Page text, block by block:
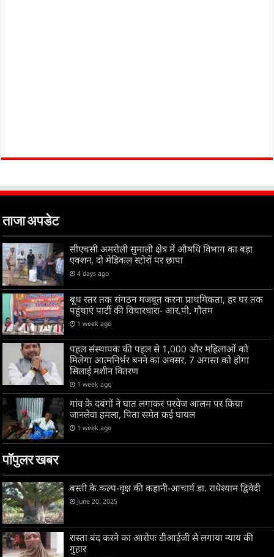
ताजा अपडेट
सीएचसी अमरोली सुमाली क्षेत्र में औषधि विभाग का बड़ा
एक्शन, दो मेडिकल स्टोरों पर छापा
4 days ago
बूथ स्तर तक संगठन मजबूत करना प्राथमिकता, हर घर तक
पहुंचाएं पार्टी की विचारधारा- आर.पी. गौतम
1 week ago
पहल संस्थापक की पहल से 1,000 और महिलाओं को
मिलेगा आत्मनिर्भर बनने का अवसर, 7 अगस्त को होगा
सिलाई मशीन वितरण
1 week ago
गांव के दबंगों ने घात लगाकर परवेज आलम पर किया
जानलेवा हमला, पिता समेत कई घायल
1 week ago
पॉपुलर खबर
बस्ती के कल्प-वृक्ष की कहानी-आचार्य डा. राधेश्याम द्विवेदी
June 20, 2025
रास्ता बंद करने का आरोपः डीआईजी से लगाया न्याय की
गुहार